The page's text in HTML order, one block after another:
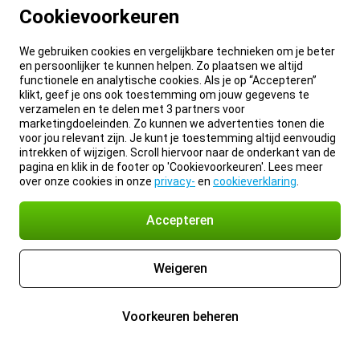
Cookievoorkeuren
We gebruiken cookies en vergelijkbare technieken om je beter
en persoonlijker te kunnen helpen. Zo plaatsen we altijd
functionele en analytische cookies. Als je op “Accepteren”
klikt, geef je ons ook toestemming om jouw gegevens te
verzamelen en te delen met 3 partners voor
marketingdoeleinden. Zo kunnen we advertenties tonen die
voor jou relevant zijn. Je kunt je toestemming altijd eenvoudig
intrekken of wijzigen. Scroll hiervoor naar de onderkant van de
pagina en klik in de footer op 'Cookievoorkeuren'. Lees meer
over onze cookies in onze privacy- en cookieverklaring
Accepteren
Weigeren
Voorkeuren beheren